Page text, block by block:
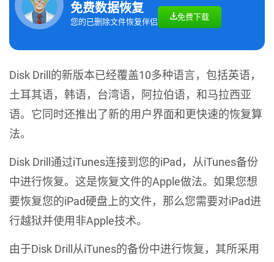
免费数据恢复
您的已删除文件恢复伴侣
免费下载
Disk Drill的新版本已经覆盖10多种语言，包括英语，
土耳其语，韩语，台湾语，阿拉伯语，和马拉西亚
语。它同时还推出了新的用户界面和更快速的恢复算
法。
Disk Drill通过iTunes连接到您的iPad，从iTunes备份
中进行恢复。这是恢复文件的Apple做法。如果您想
要恢复您的iPad硬盘上的文件，那么您需要对iPad进
行越狱并使用非Apple技术。
由于Disk Drill从iTunes的备份中进行恢复，其所采用